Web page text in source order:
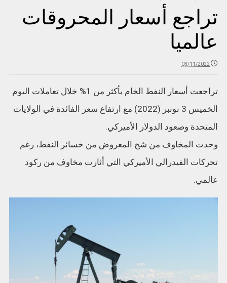
تراجع أسعار المحروقات
عالميا
03/11/2022
تراجعت أسعار النفط الخام بأكثر من 1% خلال تعاملات اليوم
الخميس 3 نونبر (2022) مع ارتفاع سعر الفائدة في الولايات
المتحدة وصعود الدولار الأميركي.
وحدت المخاوف من شح المعروض من خسائر النفط، رغم
تحركات الفيدرالي الأميركي التي أثارت مخاوف من ركود
عالمي.